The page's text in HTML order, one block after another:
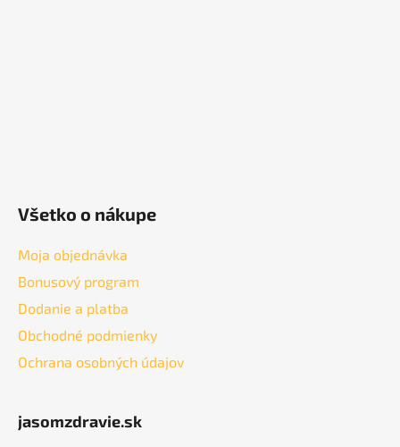
Všetko o nákupe
Moja objednávka
Bonusový program
Dodanie a platba
Obchodné podmienky
Ochrana osobných údajov
jasomzdravie.sk